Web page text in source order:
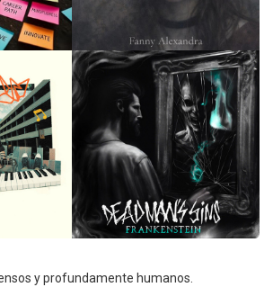
y profundamente humanos.